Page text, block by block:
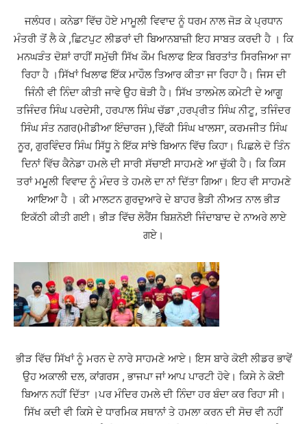
ਜਲੰਧਰ। ਕਨੇਡਾ ਵਿੱਚ ਹੋਏ ਮਾਮੂਲੀ ਵਿਵਾਦ ਨੂੰ ਧਰਮ ਨਾਲ ਜੋੜ ਕੇ ਪ੍ਰਧਾਨ
ਮੰਤਰੀ ਤੋਂ ਲੈ ਕੇ ,ਛਿਟਪੁਟ ਲੀਡਰਾਂ ਦੀ ਬਿਆਨਬਾਜ਼ੀ ਇਹ ਸਾਬਤ ਕਰਦੀ ਹੈ । ਕਿ
ਮਨਘੜੰਤ ਦੋਸ਼ਾਂ ਰਾਹੀਂ ਸਮੁੱਚੀ ਸਿੱਖ ਕੌਮ ਖਿਲਾਫ ਇਕ ਬਿਰਤਾਂਤ ਸਿਰਜਿਆ ਜਾ
ਰਿਹਾ ਹੈ ।ਸਿੱਖਾਂ ਖਿਲਾਫ ਇੱਕ ਮਾਹੌਲ ਤਿਆਰ ਕੀਤਾ ਜਾ ਰਿਹਾ ਹੈ। ਜਿਸ ਦੀ
ਜਿੰਨੀ ਵੀ ਨਿੰਦਾ ਕੀਤੀ ਜਾਵੇ ਉਹ ਥੋੜੀ ਹੈ। ਸਿੱਖ ਤਾਲਮੇਲ ਕਮੇਟੀ ਦੇ ਆਗੂ
ਤਜਿੰਦਰ ਸਿੰਘ ਪਰਦੇਸੀ, ਹਰਪਾਲ ਸਿੰਘ ਚੱਡਾ ,ਹਰਪ੍ਰੀਤ ਸਿੰਘ ਨੀਟੂ, ਤਜਿੰਦਰ
ਸਿੰਘ ਸੰਤ ਨਗਰ(ਮੀਡੀਆ ਇੰਚਾਰਜ ),ਵਿੱਕੀ ਸਿੰਘ ਖਾਲਸਾ, ਕਰਮਜੀਤ ਸਿੰਘ
ਨੂਰ, ਗੁਰਵਿੰਦਰ ਸਿੰਘ ਸਿੱਧੂ ਨੇ ਇੱਕ ਸਾਂਝੇ ਬਿਆਨ ਵਿੱਚ ਕਿਹਾ। ਪਿਛਲੇ ਦੋ ਤਿੰਨ
ਦਿਨਾਂ ਵਿੱਚ ਕੈਨੇਡਾ ਹਮਲੇ ਦੀ ਸਾਰੀ ਸੱਚਾਈ ਸਾਹਮਣੇ ਆ ਚੁੱਕੀ ਹੈ। ਕਿ ਕਿਸ
ਤਰਾਂ ਮਮੂਲੀ ਵਿਵਾਦ ਨੂੰ ਮੰਦਰ ਤੇ ਹਮਲੇ ਦਾ ਨਾਂ ਦਿੱਤਾ ਗਿਆ। ਇਹ ਵੀ ਸਾਹਮਣੇ
ਆਇਆ ਹੈ । ਕੀ ਮਾਲਟਨ ਗੁਰਦੁਆਰੇ ਦੇ ਬਾਹਰ ਭੈੜੀ ਨੀਅਤ ਨਾਲ ਭੀੜ
ਇਕੱਠੀ ਕੀਤੀ ਗਈ। ਭੀੜ ਵਿੱਚ ਲੋਰੈਂਸ ਬਿਸ਼ਨੋਈ ਜਿੰਦਾਬਾਦ ਦੇ ਨਾਅਰੇ ਲਾਏ
ਗਏ।
ਭੀੜ ਵਿੱਚ ਸਿੱਖਾਂ ਨੂੰ ਮਰਨ ਦੇ ਨਾਰੇ ਸਾਹਮਣੇ ਆਏ। ਇਸ ਬਾਰੇ ਕੋਈ ਲੀਡਰ ਭਾਵੇਂ
ਉਹ ਅਕਾਲੀ ਦਲ, ਕਾਂਗਰਸ , ਭਾਜਪਾ ਜਾਂ ਆਪ ਪਾਰਟੀ ਹੋਵੇ। ਕਿਸੇ ਨੇ ਕੋਈ
ਬਿਆਨ ਨਹੀਂ ਦਿੱਤਾ ।ਪਰ ਮੰਦਿਰ ਹਮਲੇ ਦੀ ਨਿੰਦਾ ਹਰ ਬੰਦਾ ਕਰ ਰਿਹਾ ਸੀ।
ਸਿੱਖ ਕਦੀ ਵੀ ਕਿਸੇ ਦੇ ਧਾਰਮਿਕ ਸਥਾਨਾਂ ਤੇ ਹਮਲਾ ਕਰਨ ਦੀ ਸੋਚ ਵੀ ਨਹੀਂ